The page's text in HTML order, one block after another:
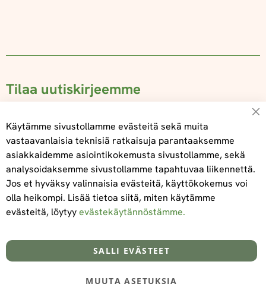
Tilaa uutiskirjeemme
Tilaa
Tietoa meistä
@‌2025 FooDeliDoo
Toimitus- ja maksuehdot
Käytämme sivustollamme evästeitä sekä muita
vastaavanlaisia teknisiä ratkaisuja parantaaksemme
asiakkaidemme asiointikokemusta sivustollamme, sekä
analysoidaksemme sivustollamme tapahtuvaa liikennettä.
Jos et hyväksy valinnaisia evästeitä, käyttökokemus voi
olla heikompi. Lisää tietoa siitä, miten käytämme
evästeitä, löytyyevästekäytännöstämme.
SALLI EVÄSTEET
MUUTA ASETUKSIA